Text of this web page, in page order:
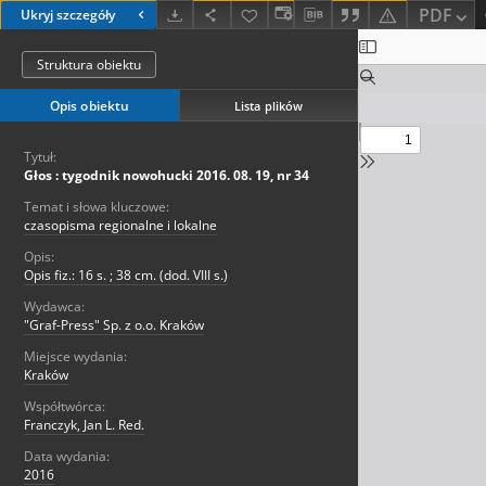
Ukryj szczegóły PDF
Struktura obiektu
Opis obiektu Lista plików
Tytuł:
Głos : tygodnik nowohucki 2016. 08. 19, nr 34
Temat i słowa kluczowe:
czasopisma regionalne i lokalne
Opis:
Opis fiz.: 16 s. ; 38 cm. (dod. VIII s.)
Wydawca:
"Graf-Press" Sp. z o.o. Kraków
Miejsce wydania:
Kraków
Współtwórca:
Franczyk, Jan L. Red.
Data wydania:
2016